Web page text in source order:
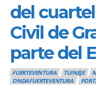
del
Civil de
parte del
FUERTEVENTURA TUINEJE
ONDAFUERTEVENTURA